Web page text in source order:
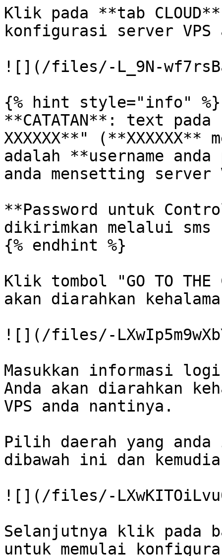
Klik pada **tab
konfigurasi server VPS
![](/files/-L_9N-
{% hint style="info" %}
**CATATAN**: text
XXXXXX**" (**XXXXXX**
adalah **username
anda mensetting server
**Password untuk
dikirimkan melalui sms
{% endhint %}
Klik tombol "GO TO THE
akan diarahkan
![](/files/-
Masukkan informasi
Anda akan diarahkan
VPS anda nantinya.
Pilih daerah yang anda
dibawah ini dan
![](/files/-
Selanjutnya klik pada
untuk memulai